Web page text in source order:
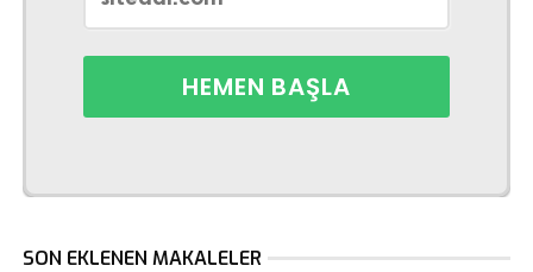
SON EKLENEN MAKALELER